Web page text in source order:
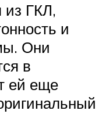
из ГКЛ,
и
Они
в
ей еще